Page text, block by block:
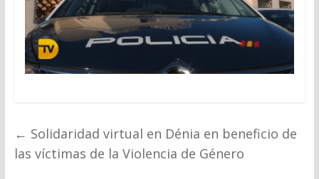
← Solidaridad virtual en Dénia en beneficio de
las víctimas de la Violencia de Género